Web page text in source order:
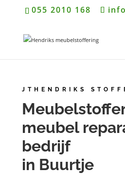
055 2010 168
JTHENDRIKS
meubel
bedrijf
in Buurtje